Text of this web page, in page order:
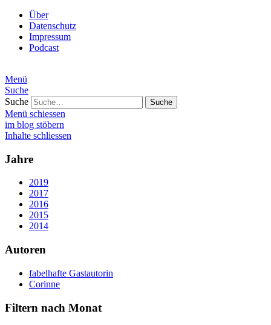
Über
Datenschutz
Impressum
Podcast
Menü
Suche
Suche
Menü schiessen
im blog stöbern
Inhalte schliessen
Jahre
2019
2017
2016
2015
2014
Autoren
fabelhafte Gastautorin
Corinne
Filtern nach Monat